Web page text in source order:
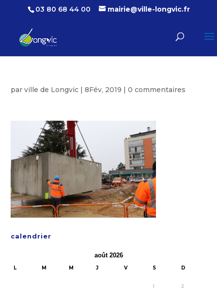
03 80 68 44 00 mairie@ville-longvic.fr
parville de Longvic |8Fév, 2019 |0 commentaires
calendrier
août 2026
L M M J V S D
1 2